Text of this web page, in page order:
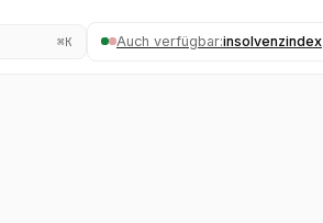
⌘K Auch verfügbar:insolvenzindex